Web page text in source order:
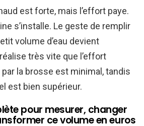
est forte, mais l’effort paye.
s’installe. Le geste de remplir
volume d’eau devient
très vite que l’effort
la brosse est minimal, tandis
est bien supérieur.
pour mesurer, changer
ce volume en euros